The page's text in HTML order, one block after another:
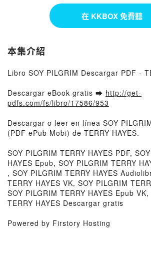
在 KKBOX 免費聽
本集介紹
Libro SOY PILGRIM Descargar PDF -
Descargar eBook gratis ➡ http://get-
pdfs.com/fs/libro/17586/953
Descargar o leer en línea SOY
(PDF ePub Mobi) de TERRY HAYES.
SOY PILGRIM TERRY HAYES PDF,
HAYES Epub, SOY PILGRIM TERRY
, SOY PILGRIM TERRY HAYES
TERRY HAYES VK, SOY PILGRIM
SOY PILGRIM TERRY HAYES Epub
TERRY HAYES Descargar gratis
Powered by Firstory Hosting